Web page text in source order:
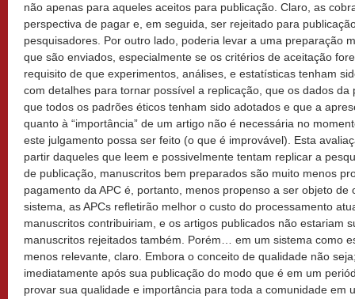
não apenas para aqueles aceitos para publicação. Claro, as
perspectiva de pagar e, em seguida, ser rejeitado para
pesquisadores. Por outro lado, poderia levar a uma preparação
que são enviados, especialmente se os critérios de aceitação
requisito de que experimentos, análises, e estatísticas tenham
com detalhes para tornar possível a replicação, que os dados da
que todos os padrões éticos tenham sido adotados e que a
quanto à “importância” de um artigo não é necessária no
este julgamento possa ser feito (o que é improvável). Esta
partir daqueles que leem e possivelmente tentam replicar a
de publicação, manuscritos bem preparados são muito menos
pagamento da APC é, portanto, menos propenso a ser objeto de
sistema, as APCs refletirão melhor o custo do processamento
manuscritos contribuiriam, e os artigos publicados não estariam
manuscritos rejeitados também. Porém… em um sistema como
menos relevante, claro. Embora o conceito de qualidade não
imediatamente após sua publicação do modo que é em um
provar sua qualidade e importância para toda a comunidade em